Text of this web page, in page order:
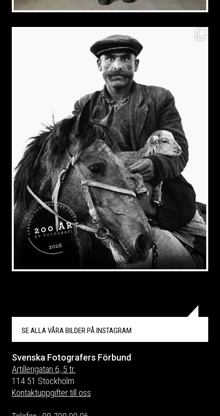
SE ALLA VÅRA BILDER PÅINSTAGRAM
Svenska Fotografers Förbund
Artillerigatan 6, 5 tr.
114 51 Stockholm
Kontaktuppgifter till oss